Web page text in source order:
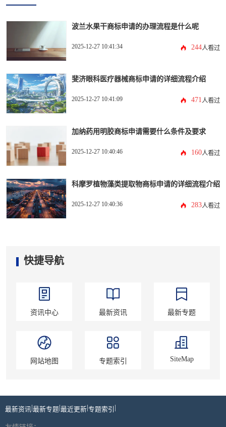
波兰水果干商标申请的办理流程是什么呢
2025-12-27 10:41:34 244人看过
斐济眼科医疗器械商标申请的详细流程介绍
2025-12-27 10:41:09 471人看过
加纳药用明胶商标申请需要什么条件及要求
2025-12-27 10:40:46 160人看过
科摩罗植物藻类提取物商标申请的详细流程介绍
2025-12-27 10:40:36 283人看过
快捷导航
资讯中心 最新资讯 最新专题
网站地图 专题索引 SiteMap
最新资讯 最新专题 最近更新 专题索引